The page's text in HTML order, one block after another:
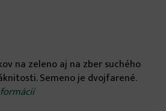
na zeleno aj na zber suchého
Semeno je dvojfarené.